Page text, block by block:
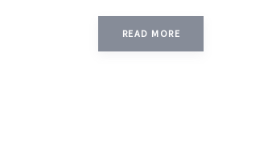
READ MORE